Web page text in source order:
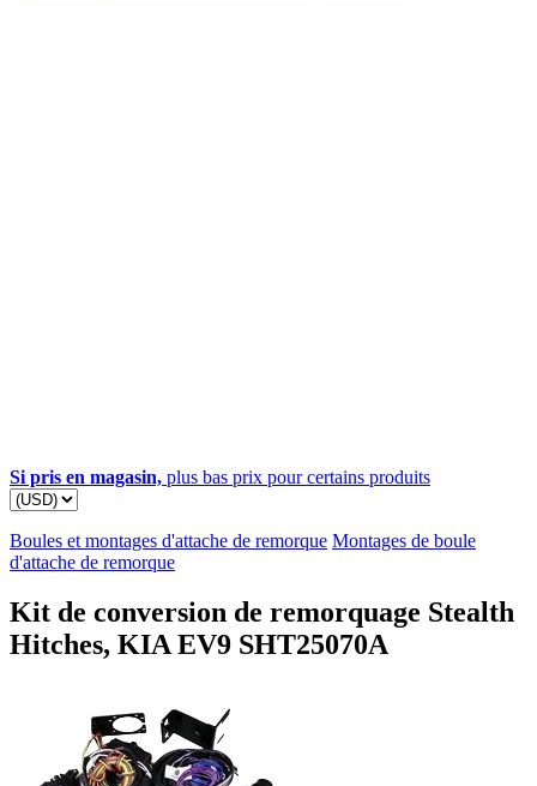
Si pris en magasin, plus bas prix pour certains produits
Boules et montages d'attache de remorque Montages de boule
d'attache de remorque
Kit de conversion de remorquage Stealth
Hitches, KIA EV9 SHT25070A